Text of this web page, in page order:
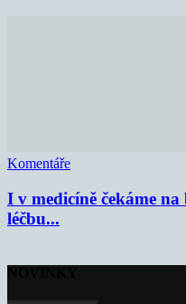
Komentáře
I v medicíně čekáme
léčbu...